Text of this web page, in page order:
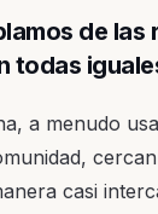
de las
todas
a menudo
casi